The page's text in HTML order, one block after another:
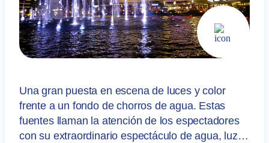
Una gran puesta en escena de luces y color
frente a un fondo de chorros de agua. Estas
fuentes llaman la atención de los espectadores
con su extraordinario espectáculo de agua, luz,